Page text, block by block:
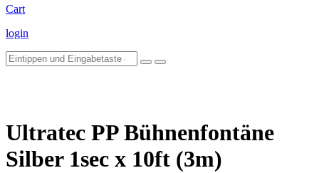
Cart
login
Ultratec PP Bühnenfontäne
Silber 1sec x 10ft (3m)